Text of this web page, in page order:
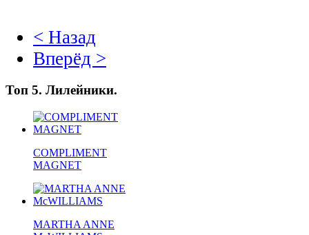
< Назад
Вперёд >
Топ 5. Лилейники.
COMPLIMENT
MAGNET
MARTHA ANNE